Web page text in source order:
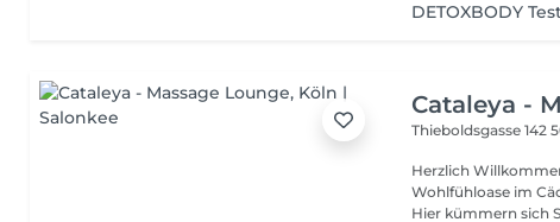
DETOXBODY
Cataleya -
Thieboldsgasse 142
Herzlich
Wohlfühloase im
Hier kümmern sich